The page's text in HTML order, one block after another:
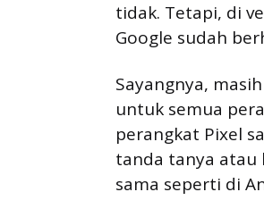
tidak. Tetapi, di
Google sudah
Sayangnya,
untuk semua
perangkat Pixel
tanda tanya atau
sama seperti di